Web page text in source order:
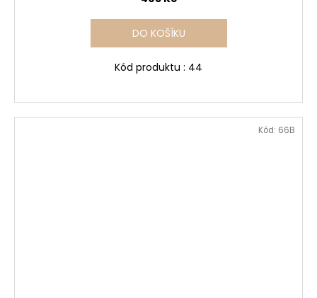
DO KOŠÍKU
Kód produktu : 44
Kód: 66B